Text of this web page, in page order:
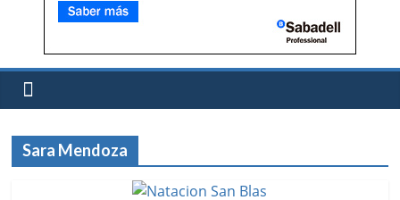
Sara Mendoza